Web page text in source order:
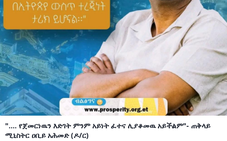
".... የጀመርነዉን እድገት ምንም አይነት ፈተና ሊያቆመዉ አይችልም"- ጠቅላይ
ሚኒስትር ዐቢይ አሕመድ (ዶ/ር)